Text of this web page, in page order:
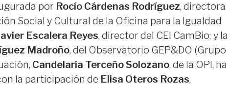
por Rocío Cárdenas Rodríguez, directora
Social y Cultural de la Oficina para la Igualdad
Escalera Reyes, director del CEI CamBio; y la
Madroño, del Observatorio GEP&DO (Grupo
Candelaria Terceño Solozano, de la OPI, ha
la participación de Elisa Oteros Rozas,